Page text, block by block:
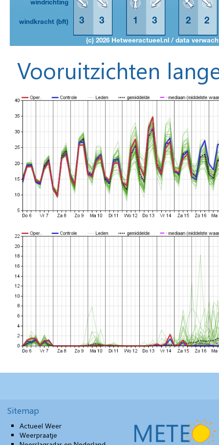
Vooruitzichten
Sitemap
Actueel Weer
Weerpraatje